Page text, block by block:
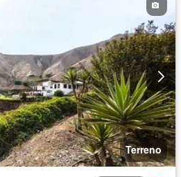
Terreno